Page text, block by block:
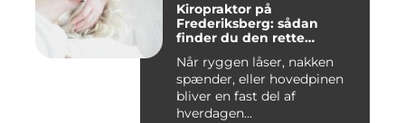
Kiropraktor på
Frederiksberg: sådan
finder du den rette
Når ryggen låser, nakken
spænder, eller hovedpinen
bliver en fast del af
hverdagen...